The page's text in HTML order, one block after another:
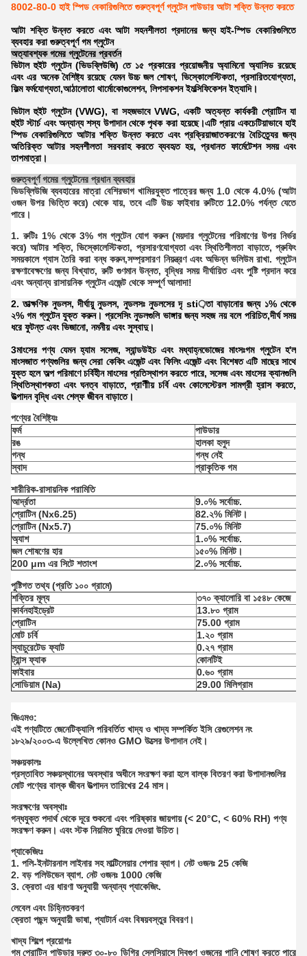
8002-80-0 হাই স্পিড বেকারিগুলিতে গুরুত্বপূর্ণ গ্লুটেন পাউডার আটা শক্তি উন্নত করতে
আটা শক্তি উন্নত করতে এবং আটা সহনশীলতা প্রদানের জন্য হাই-স্পিড বেকারিগুলিতে
ব্যবহার করা গুরুত্বপূর্ণ গম গ্লুটেন
অত্যাবশ্যক গমের গ্লুটেনের প্রবর্তন
ভিটাল হুইট গ্লুটেন (ভিডব্লিউজি) তে ১৫ প্রকারের প্রয়োজনীয় অ্যামিনো অ্যাসিড রয়েছে
এবং এর অনেক বৈশিষ্ট্য রয়েছে যেমন উচ্চ জল শোষণ, ভিস্কোলেস্টিকতা, প্রসারিতযোগ্যতা,
ফিল্ম ফর্মযোগ্যতা,আঠালোতা থার্মোকোগুলেশন, লিপসাকশন ইমল্সিফিকেশন ইত্যাদি।
ভিটাল হুইট গ্লুটেন (VWG), বা সহজভাবে VWG, একটি অত্যন্ত কার্যকরী প্রোটিন যা
হুইট স্টার্চ এবং অন্যান্য শস্য উপাদান থেকে পৃথক করা হয়েছে।এটি প্রায় একচেটিয়াভাবে হাই
স্পিড বেকারিগুলিতে আটার শক্তি উন্নত করতে এবং প্রক্রিয়াজাতকরণের বৈচিত্র্যের জন্য
অতিরিক্ত আটার সহনশীলতা সরবরাহ করতে ব্যবহৃত হয়, প্রধানত ফার্মেটেশন সময় এবং
তাপমাত্রা।
গুরুত্বপূর্ণ গমের গ্লুটেনের প্রধান ব্যবহার
ভিডব্লিউজি ব্যবহারের মাত্রা বেশিরভাগ খামিরযুক্ত পাত্রের জন্য 1.0 থেকে 4.0% (আটা
ওজন উপর ভিত্তি করে) থেকে যায়, তবে এটি উচ্চ ফাইবার রুটিতে 12.0% পর্যন্ত যেতে
পারে।
1. রুটিঃ 1% থেকে 3% গম গ্লুটেন যোগ করুন (ময়দার গ্লুটেনের পরিমাণের উপর নির্ভর
করে) আটার শক্তি, ভিস্কোলেস্টিকতা, প্রসারণযোগ্যতা এবং স্থিতিশীলতা বাড়াতে, প্রুফিং
সময়কালে গ্যাস তৈরি করা বন্ধ করুন,সম্প্রসারণ নিয়ন্ত্রণ এবং অভিন্ন ভলিউম রাখা. গ্লুটেন
রক্ষণাবেক্ষণের জন্য বিখ্যাত, রুটি গুণমান উন্নত, বৃদ্ধির সময় দীর্ঘায়িত এবং পুষ্টি প্রদান করে
এবং অন্যান্য রাসায়নিক গ্লুটেন এজেন্ট থেকে সম্পূর্ণ আলাদা!
2. তাত্ক্ষণিক নুডলস, দীর্ঘায়ু নুডলস, নুডলসঃ নুডলসের দৃ sti়তা বাড়ানোর জন্য ১% থেকে
২% গম গ্লুটেন যুক্ত করুন। প্রসেসিং নুডলগুলি ভাঙ্গার জন্য সহজ নয় বলে পরিচিত,দীর্ঘ সময়
ধরে ফুটন্ত এবং ভিজানো, নমনীয় এবং সুস্বাদু।
3মাংসের পণ্য যেমন হ্যাম সসেজ, স্যান্ডউইচ এবং মধ্যাহ্নভোজের মাংসঃগম গ্লুটেন হ'ল
মাংসজাত পণ্যগুলির জন্য সেরা কেকিং এজেন্ট এবং ফিলিং এজেন্ট এবং বিশেষত এটি মাছের সাথে
যুক্ত হলে অল্প পরিমাণে চর্বিহীন মাংসের প্রতিস্থাপন করতে পারে, সসেজ এবং মাংসের ক্যানগুলি
স্থিতিস্থাপকতা এবং ঘনত্ব বাড়াতে, প্রাণীীয় চর্বি এবং কোলেস্টেরল সামগ্রী হ্রাস করতে,
উত্পাদন বৃদ্ধি এবং শেল্ফ জীবন বাড়াতে।
পণ্যের বৈশিষ্ট্যঃ
ফর্ম
পাউডার
রঙ
হালকা হলুদ
গন্ধ
গন্ধ নেই
স্বাদ
প্রাকৃতিক গম
শারীরিক-রাসায়নিক পরামিতি
আর্দ্রতা
9.০% সর্বোচ্চ.
প্রোটিন (Nx6.25)
82.২% মিনিট।
প্রোটিন (Nx5.7)
75.০% মিনিট
অ্যাশ
1.০% সর্বোচ্চ.
জল শোষণের হার
১৫০% মিনিট।
200 μm এর সিটে শতাংশ
2.০% সর্বোচ্চ.
পুষ্টিগত তথ্য (প্রতি ১০০ গ্রামে)
শক্তির মূল্য
৩৭০ ক্যালোরি বা ১৫৪৮ কেজে
কার্বনহাইড্রেট
13.৮০ গ্রাম
প্রোটিন
75.00 গ্রাম
মোট চর্বি
1.২০ গ্রাম
স্যাচুরেটেড ফ্যাট
0.২৭ গ্রাম
ট্রান্স ফ্যাক
কোনটিই
ফাইবার
0.৬০ গ্রাম
সোডিয়াম (Na)
29.00 মিলিগ্রাম
জিএমও:
এই পণ্যটিতে জেনেটিক্যালি পরিবর্তিত খাদ্য ও খাদ্য সম্পর্কিত ইসি রেগুলেশন নং
১৮২৯/২০০৩-এ উল্লেখিত কোনও GMO উত্সের উপাদান নেই।
সঞ্চয়কালঃ
প্রস্তাবিত সঞ্চয়স্থানের অবস্থার অধীনে সংরক্ষণ করা হলে বাল্ক বিতরণ করা উপাদানগুলির
মোট পণ্যের বাল্ক জীবন উত্পাদন তারিখের 24 মাস।
সংরক্ষণের অবস্থাঃ
গন্ধযুক্ত পদার্থ থেকে দূরে শুকনো এবং পরিষ্কার জায়গায় (< 20°C, < 60% RH) পণ্য
সংরক্ষণ করুন। এবং স্টক নিয়মিত ঘুরিয়ে দেওয়া উচিত।
প্যাকেজিংঃ
1. পলি-ইনটারনাল লাইনার সহ মাল্টিলেয়ার পেপার ব্যাগ। নেট ওজনঃ 25 কেজি
2. বড় পলিউভেন ব্যাগ. নেট ওজনঃ 1000 কেজি
3. ক্রেতা এর ধারণা অনুযায়ী অন্যান্য প্যাকেজিং.
লেবেল এবং চিহ্নিতকরণ
ক্রেতা পছন্দ অনুযায়ী ভাষা, প্যাটার্ন এবং বিষয়বস্তুর বিবরণ।
খাদ্য শিল্পে প্রয়োগঃ
গম প্রোটিন পাউডার দ্রুত ৩০-৮০ ডিগ্রি সেলসিয়াসে দ্বিগুণ ওজনের পানি শোষণ করতে পারে